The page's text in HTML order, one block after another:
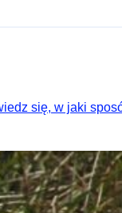
się, w jaki